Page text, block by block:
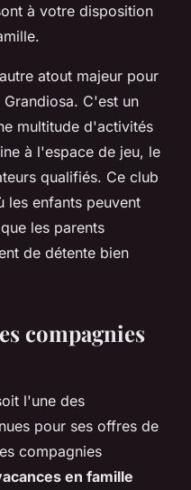
à votre disposition
atout majeur pour
C'est un
multitude d'activités
à l'espace de jeu, le
qualifiés. Ce club
les enfants peuvent
les parents
de détente bien
compagnies
l'une des
pour ses offres de
compagnies
en famille